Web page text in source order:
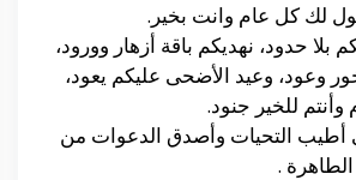
لك كل عام وانت بخير.
بلا حدود، نهديكم باقة أزهار وورود،
وعود، وعيد الأضحى عليكم يعود،
للخير جنود.
أطيب التحيات وأصدق الدعوات من
.